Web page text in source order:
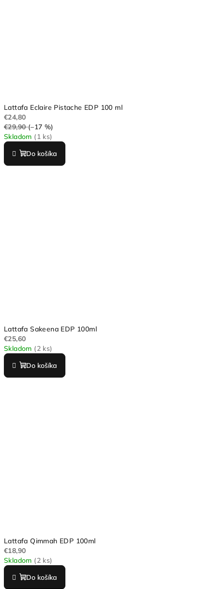
Lattafa Eclaire Pistache EDP 100 ml
€24,80
€29,90 (–17 %)
Skladom (1 ks)
Do košíka
Lattafa Sakeena EDP 100ml
€25,60
Skladom (2 ks)
Do košíka
Lattafa Qimmah EDP 100ml
€18,90
Skladom (2 ks)
Do košíka